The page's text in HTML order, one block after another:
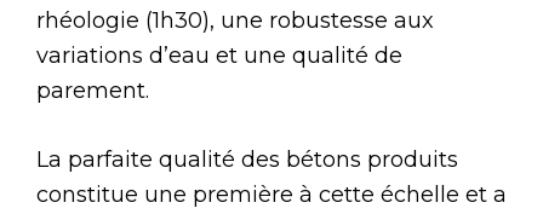
rhéologie (1h30), une robustesse aux
variations d’eau et une qualité de
parement.
La parfaite qualité des bétons produits
constitue une première à cette échelle et a